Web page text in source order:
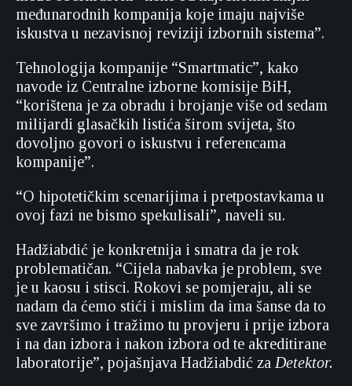
međunarodnih kompanija koje imaju najviše
iskustva u nezavisnoj reviziji izbornih sistema”.
Tehnologija kompanije “Smartmatic”, kako
navode iz Centralne izborne komisije BiH,
“korištena je za obradu i brojanje više od sedam
milijardi glasačkih listića širom svijeta, što
dovoljno govori o iskustvu i referencama
kompanije”.
“O hipotetičkim scenarijima i pretpostavkama u
ovoj fazi ne bismo spekulisali”, naveli su.
Hadžiabdić je konkretnija i smatra da je rok
problematičan. “Cijela nabavka je problem, sve
je u kaosu i stisci. Rokovi se pomjeraju, ali se
nadam da ćemo stići i mislim da ima šanse da to
sve završimo i tražimo tu provjeru i prije izbora
i na dan izbora i nakon izbora od te akreditirane
laboratorije”, pojašnjava Hadžiabdić za Detektor.